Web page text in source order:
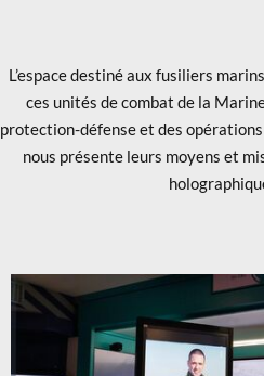
L’espace destiné aux fusiliers
ces unités de combat de la
protection-défense et des
nous présente leurs moyens et